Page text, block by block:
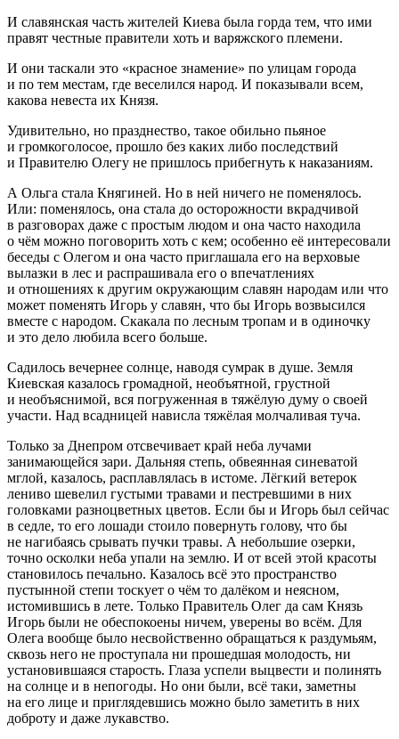
И славянская часть жителей Киева была горда тем, что ими
правят честные правители хоть и варяжского племени.
И они таскали это «красное знамение» по улицам города
и по тем местам, где веселился народ. И показывали всем,
какова невеста их Князя.
Удивительно, но празднество, такое обильно пьяное
и громкоголосое, прошло без каких либо последствий
и Правителю Олегу не пришлось прибегнуть к наказаниям.
А Ольга стала Княгиней. Но в ней ничего не поменялось.
Или: поменялось, она стала до осторожности вкрадчивой
в разговорах даже с простым людом и она часто находила
о чём можно поговорить хоть с кем; особенно её интересовали
беседы с Олегом и она часто приглашала его на верховые
вылазки в лес и распрашивала его о впечатлениях
и отношениях к другим окружающим славян народам или что
может поменять Игорь у славян, что бы Игорь возвысился
вместе с народом. Скакала по лесным тропам и в одиночку
и это дело любила всего больше.
Садилось вечернее солнце, наводя сумрак в душе. Земля
Киевская казалось громадной, необъятной, грустной
и необъяснимой, вся погруженная в тяжёлую думу о своей
участи. Над всадницей нависла тяжёлая молчаливая туча.
Только за Днепром отсвечивает край неба лучами
занимающейся зари. Дальняя степь, обвеянная синеватой
мглой, казалось, расплавлялась в истоме. Лёгкий ветерок
лениво шевелил густыми травами и пестревшими в них
головками разноцветных цветов. Если бы и Игорь был сейчас
в седле, то его лошади стоило повернуть голову, что бы
не нагибаясь срывать пучки травы. А небольшие озерки,
точно осколки неба упали на землю. И от всей этой красоты
становилось печально. Казалось всё это пространство
пустынной степи тоскует о чём то далёком и неясном,
истомившись в лете. Только Правитель Олег да сам Князь
Игорь были не обеспокоены ничем, уверены во всём. Для
Олега вообще было несвойственно обращаться к раздумьям,
сквозь него не проступала ни прошедшая молодость, ни
установившаяся старость. Глаза успели выцвести и полинять
на солнце и в непогоды. Но они были, всё таки, заметны
на его лице и приглядевшись можно было заметить в них
доброту и даже лукавство.